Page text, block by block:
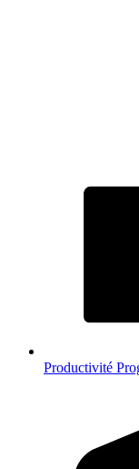
Productivité